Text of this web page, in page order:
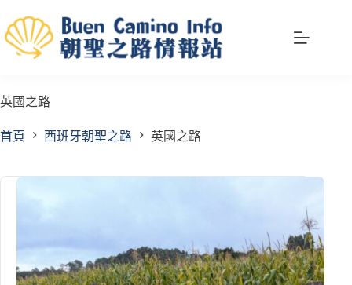
至
主
容
英國之路
首頁 西班牙朝聖之路 英國之路